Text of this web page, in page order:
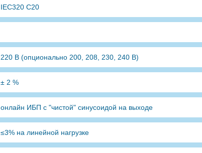
IEC320 C20
220 В (опционально 200, 208, 230, 240 В)
± 2 %
онлайн ИБП с "чистой" синусоидой на выходе
≤3% на линейной нагрузке